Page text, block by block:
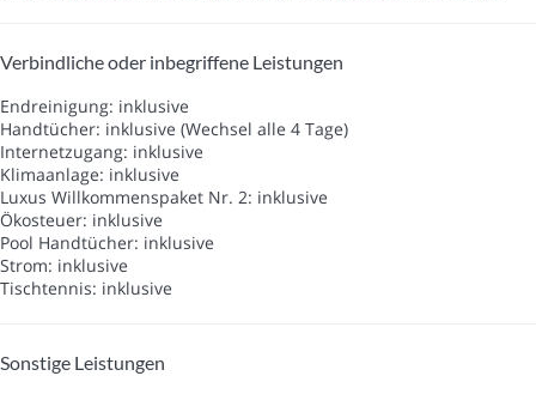
Verbindliche oder inbegriffene Leistungen
Endreinigung: inklusive
Handtücher: inklusive (Wechsel alle 4 Tage)
Internetzugang: inklusive
Klimaanlage: inklusive
Luxus Willkommenspaket Nr. 2: inklusive
Ökosteuer: inklusive
Pool Handtücher: inklusive
Strom: inklusive
Tischtennis: inklusive
Sonstige Leistungen